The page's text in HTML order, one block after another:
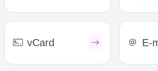
vCard E-